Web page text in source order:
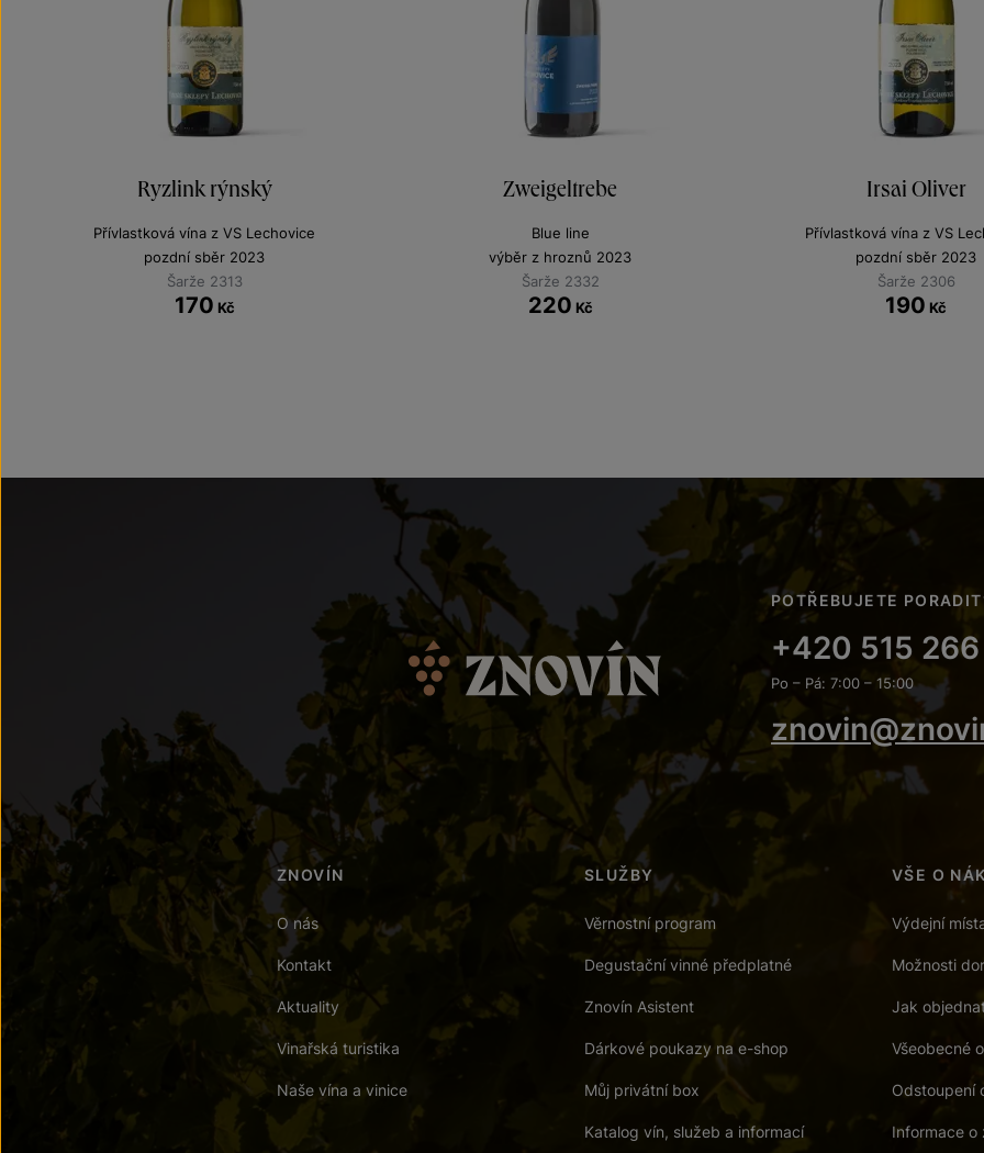
Ryzlink rýnský
Přívlastková vína z VS Lechovice
pozdní sběr 2023
Šarže 2313
170 Kč
Zweigeltrebe
Blue line
výběr z hroznů 2023
Šarže 2332
220 Kč
Irsai Oliver
Přívlastková vína z VS
pozdní sběr 2023
Šarže 2306
190 Kč
POTŘEBUJETE
+420 515
Po – Pá: 7:00 – 15:00
ZNOVÍN
O nás
Kontakt
Aktuality
Vinařská turistika
Naše vína a vinice
SLUŽBY
Věrnostní program
Degustační vinné předplatné
Znovín Asistent
Dárkové poukazy na e-shop
Můj privátní box
Katalog vín, služeb a informací
VŠE O
Výdejní
Možnosti
Jak
Všeobecné
Odstoupení
Informace o